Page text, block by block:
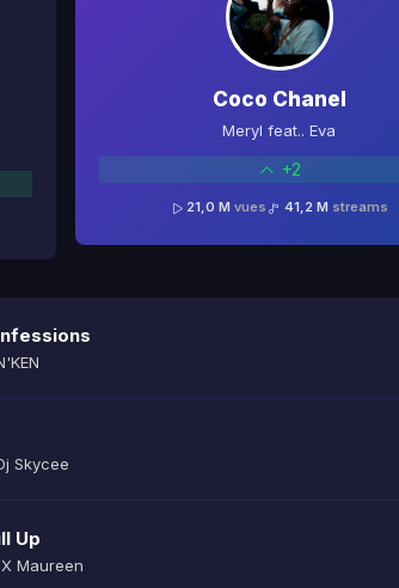
Coco Chanel
Meryl feat.. Eva
+2
21,0 Mvues 41,2 M streams
Skycee
Up
Maureen